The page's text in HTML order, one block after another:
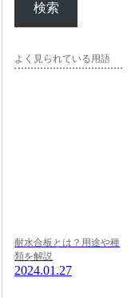
検索
よく見られている用語
耐水合板とは？用途や種
類を解説
2024.01.27